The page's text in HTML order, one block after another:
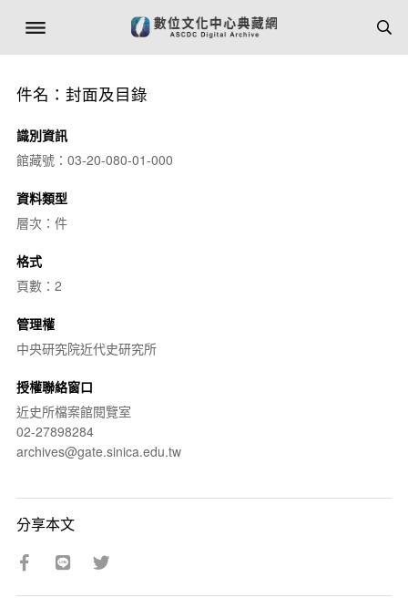
件名：封面及目錄
識別資訊
館藏號：03-20-080-01-000
資料類型
層次：件
格式
頁數：2
管理權
中央研究院近代史研究所
授權聯絡窗口
近史所檔案館閱覽室
02-27898284
archives@gate.sinica.edu.tw
分享本文